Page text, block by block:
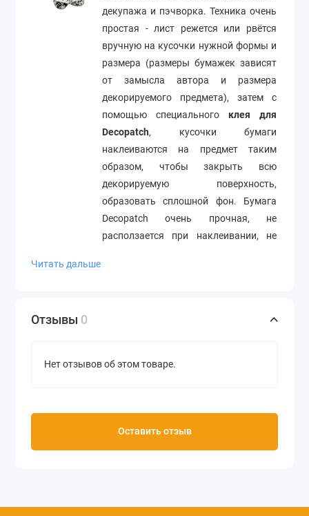
декупажа и пэчворка. Техника очень
простая - лист режется или рвётся
вручную на кусочки нужной формы и
размера (размеры бумажек зависят
от замысла автора и размера
декорируемого предмета), затем с
помощью специального клея для
Decopatch, кусочки бумаги
наклеиваются на предмет таким
образом, чтобы закрыть всю
декорируемую поверхность,
образовать сплошной фон. Бумага
Decopatch очень прочная, не
расползается при наклеивании, не
кусочками совершенно невидимыми,
Читать дальше
Отзывы 0
Нет отзывов об этом товаре.
Оставить отзыв